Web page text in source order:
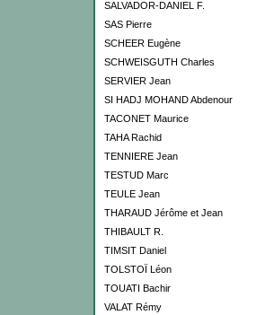
SALVADOR-DANIEL F.
SAS Pierre
SCHEER Eugène
SCHWEISGUTH Charles
SERVIER Jean
SI HADJ MOHAND Abdenour
TACONET Maurice
TAHA Rachid
TENNIERE Jean
TESTUD Marc
TEULE Jean
THARAUD Jérôme et Jean
THIBAULT R.
TIMSIT Daniel
TOLSTOÏ Léon
TOUATI Bachir
VALAT Rémy